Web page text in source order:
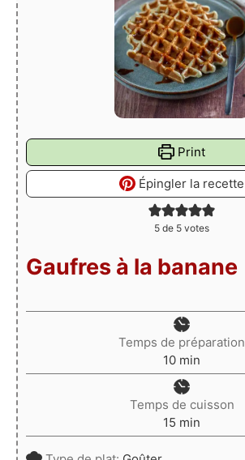
Print
Épingler la recette
5 de 5 votes
Gaufres à la banane
Temps de préparation
10minutes
min
Temps de cuisson
15 minutes
min